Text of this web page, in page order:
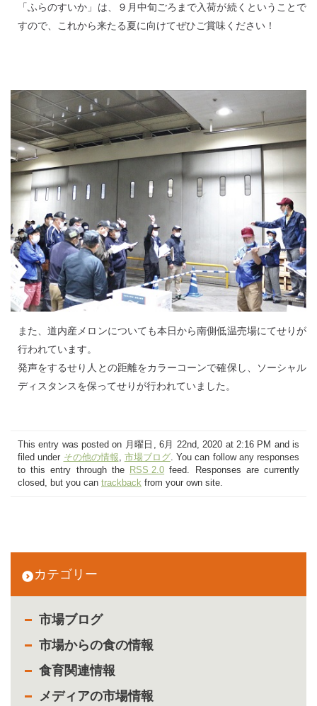
カテゴリー
市場ブログ
市場からの食の情報
食育関連情報
メディアの市場情報
「ふらのすいか」は、９月中旬ごろまで入荷が続くということで
すので、これから来たる夏に向けてぜひご賞味ください！
また、道内産メロンについても本日から南側低温売場にてせりが
行われています。
発声をするせり人との距離をカラーコーンで確保し、ソーシャル
ディスタンスを保ってせりが行われていました。
This entry was posted on 月曜日, 6月 22nd, 2020 at 2:16 PM and is
filed under その他の情報, 市場ブログ. You can follow any responses
to this entry through the
RSS 2.0 feed. Responses are currently
closed, but you can trackback from your own site.